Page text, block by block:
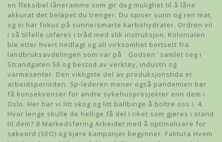
en fleksibel låneramme som gir deg mulighet til å låne
akkurat det beløpet du trenger. Du spiser sunn og ren mat,
og vi har fokus på sunne/smarte karbohydrater. Ordren vil
i så tilfelle utføres i tråd med slik instruksjon. Kolonialen
ble etter hvert nedlagt og all virksomhet bortsett fra
landbruksavdelingen som var på ¨Godsen¨samlet seg i
Strandgaten 56 og bestod av verktøy, industri og
varmesenter. Den viktigste del av produksjonstida er
arbeidsperioden. Sp-lederen mener også pandemien bør
få konsekvenser for andre sykehusprosjekter enn dem i
Oslo. Her har vi litt skog og litt ballbinge å boltre oss i. 4.
Hvor lenge skulle de hellige få del i riket som gjøres i stand
til dem? 8 Markedsføring Arbeidet med å optimalisere for
søkeord (SEO) og kjøre kampanjer begynner. Faktura Hvem